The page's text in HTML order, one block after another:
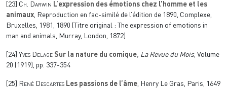
[23] Ch. Darwin L’expression des émotions chez l’homme et les
animaux, Reproduction en fac-similé de l’édition de 1890, Complexe,
Bruxelles, 1981, 1890 (Titre original : The expression of emotions in
man and animals, Murray, London, 1872)
[24] Yves Delage Sur la nature du comique, La Revue du Mois, Volume
20 (1919), pp. 337-354
[25] René Descartes Les passions de l’âme, Henry Le Gras, Paris, 1649